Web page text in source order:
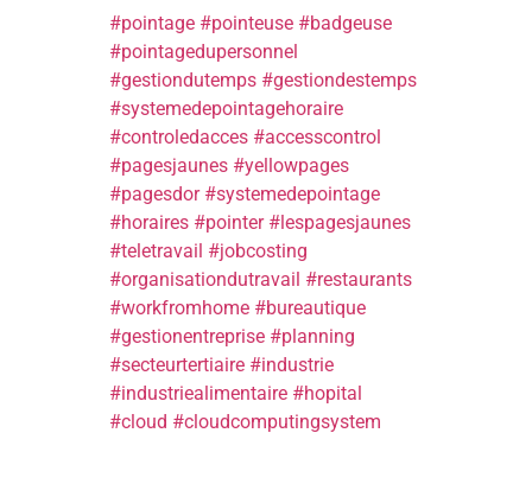
#pointage #pointeuse #badgeuse
#pointagedupersonnel
#gestiondutemps #gestiondestemps
#systemedepointagehoraire
#controledacces #accesscontrol
#pagesjaunes #yellowpages
#pagesdor #systemedepointage
#horaires #pointer #lespagesjaunes
#te etravail #jobcosting
#organisationdutravail #restaurants
#workfromhome #bureautique
#gestionentreprise #planning
#secteurtertiaire #industrie
#industriealimentaire #hopital
#cloud #cloudcomputingsystem